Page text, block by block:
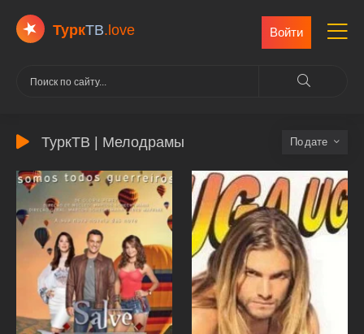
ТуркТВ.love Войти
ТуркТВ | Мелодрамы дате